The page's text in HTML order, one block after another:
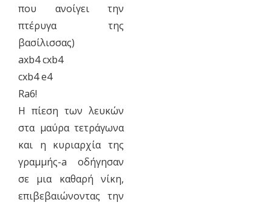
που ανοίγει την
πτέρυγα της
βασίλισσας)
​axb4 cxb4
​cxb4 e4
​Ra6!
Η πίεση των λευκών
στα μαύρα τετράγωνα
και η κυριαρχία της
γραμμής-a οδήγησαν
σε μια καθαρή νίκη,
επιβεβαιώνοντας την